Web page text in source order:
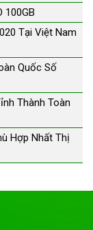
100GB
Tại Việt Nam
Quốc Số
Thành Toàn
Hợp Nhất Thị